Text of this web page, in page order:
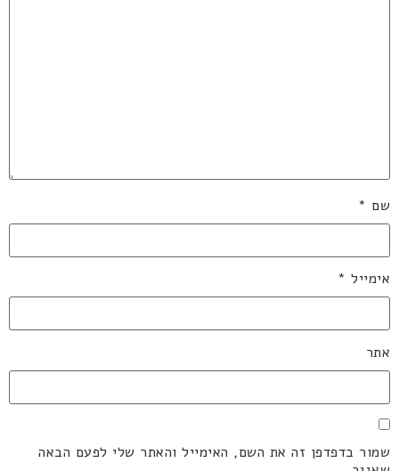
שם *
אימייל *
אתר
שמור בדפדפן זה את השם, האימייל והאתר שלי לפעם הבאה